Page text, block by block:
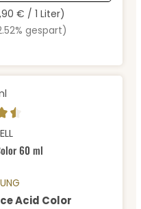
€ / 1 Liter)
gespart)
4.5 von 5 Sternen
60 ml
Acid Colorauswählen